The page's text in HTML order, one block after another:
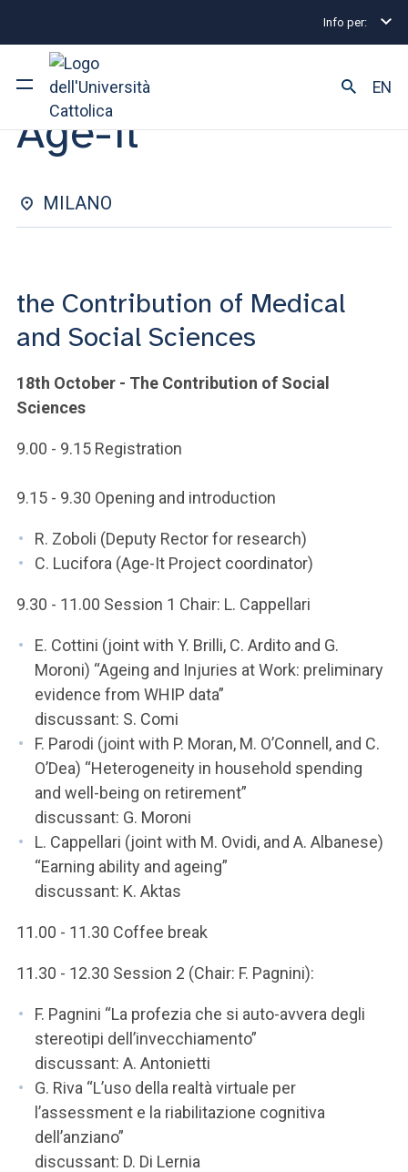
Info per:
Ateneo
Corsi di studio
Facoltà e campus
ACCEDI ALLA MAIL ICATT
SEI UN DOCENTE O UN MEMBRO DELLO STAFF
ACCEDI A CLOUDMAIL
EN
Eventi Milano Age-it
WORKSHOP | DAL 18 OTTOBRE 2023 AL 19 OTTOBRE 2023
Age-it
MILANO
the Contribution of Medical
and Social Sciences
18th October - The Contribution of Social
Sciences
9.00 - 9.15 Registration
9.15 - 9.30 Opening and introduction
R. Zoboli (Deputy Rector for research)
C. Lucifora (Age-It Project coordinator)
9.30 - 11.00 Session 1 Chair: L. Cappellari
E. Cottini (joint with Y. Brilli, C. Ardito and G.
Moroni) “Ageing and Injuries at Work: preliminary
evidence from WHIP data”
discussant: S. Comi
F. Parodi (joint with P. Moran, M. O’Connell, and C.
O’Dea) “Heterogeneity in household spending
and well-being on retirement”
discussant: G. Moroni
L. Cappellari (joint with M. Ovidi, and A. Albanese)
“Earning ability and ageing”
discussant: K. Aktas
11.00 - 11.30 Coffee break
11.30 - 12.30 Session 2 (Chair: F. Pagnini):
F. Pagnini “La profezia che si auto-avvera degli
stereotipi dell’invecchiamento”
discussant: A. Antonietti
G. Riva “L’uso della realtà virtuale per
l’assessment e la riabilitazione cognitiva
dell’anziano”
discussant: D. Di Lernia